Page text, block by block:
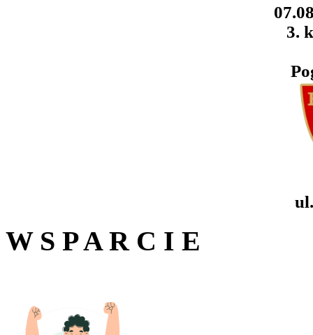
3.
W S P A R C I E